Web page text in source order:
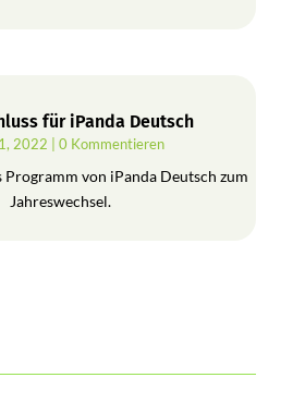
für iPanda Deutsch
2022 | 0 Kommentieren
Programm von iPanda Deutsch zum
Jahreswechsel.